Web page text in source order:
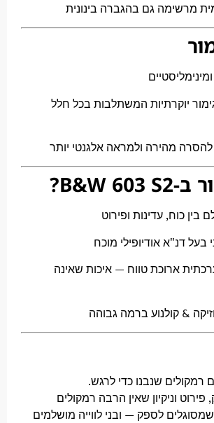
בהגברה בינונית
המשתלבות בכל חלל
ולמראה אלגנטי יותר
ופירוט
מוכח
טווח — איכות שאינה
ברמה גבוהה
כדי לרגש.
שאין הרבה רמקולים
— ובני לווייה מושלמים